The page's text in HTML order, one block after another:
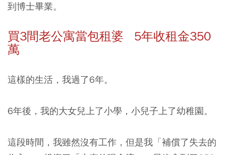
到博士畢業。
買3間老公寓當包租婆 5年收租金350
萬
這樣的生活，我過了6年。
6年後，我的大女兒上了小學，小兒子上了幼稚園。
這段時間，我雖然沒有工作，但是我「補償了失去的